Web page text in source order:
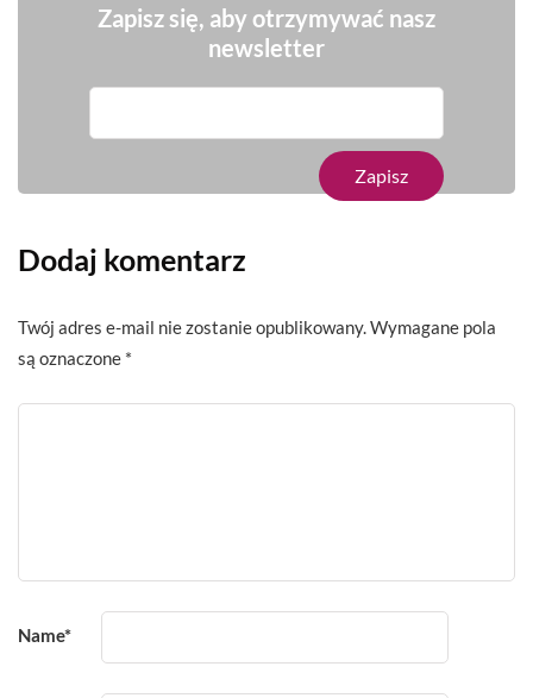
Zapisz się, aby otrzymywać nasz
newsletter
Dodaj komentarz
Twój adres e-mail nie zostanie opublikowany.Wymagane pola
są oznaczone *
Name*